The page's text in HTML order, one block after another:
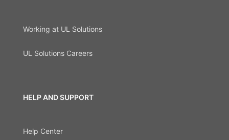
Working at UL Solutions
UL Solutions Careers
HELP AND SUPPORT
Help Center